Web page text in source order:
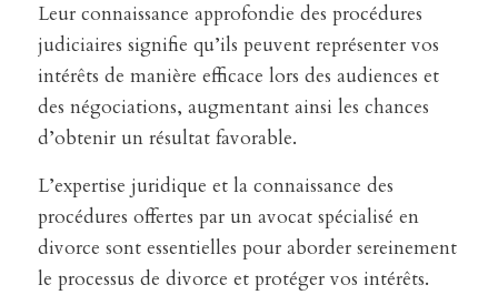
Leur connaissance approfondie des procédures
judiciaires signifie qu’ils peuvent représenter vos
intérêts de manière efficace lors des audiences et
des négociations, augmentant ainsi les chances
d’obtenir un résultat favorable.
L’expertise juridique et la connaissance des
procédures offertes par un avocat spécialisé en
divorce sont essentielles pour aborder sereinement
le processus de divorce et protéger vos intérêts.